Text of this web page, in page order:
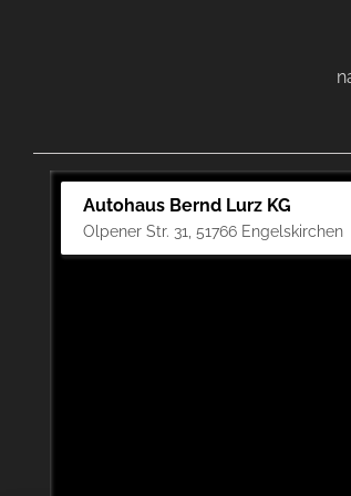
Autohaus Bernd Lurz KG
Olpener Str. 31, 51766 Engelskirchen